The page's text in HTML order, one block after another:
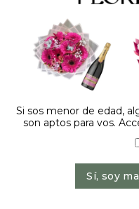
•
•
•
Si sos menor de edad,
son aptos para vos.